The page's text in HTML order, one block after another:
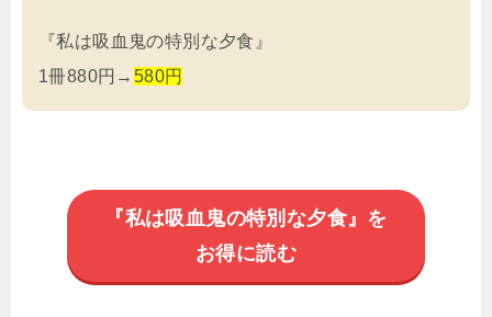
『私は吸血鬼の特別な夕食』
1冊880円→ 580円
『私は吸血鬼の特別な夕食』を
お得に読む